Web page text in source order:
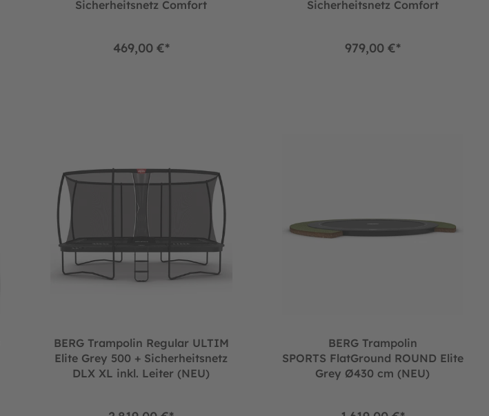
Sicherheitsnetz Comfort
469,00 €*
Sicherheitsnetz Comfort
979,00 €*
BERG Trampolin Regular ULTIM
Elite Grey 500 + Sicherheitsnetz
DLX XL inkl. Leiter (NEU)
BERG Trampolin
SPORTS FlatGround ROUND Elite
Grey Ø430 cm (NEU)